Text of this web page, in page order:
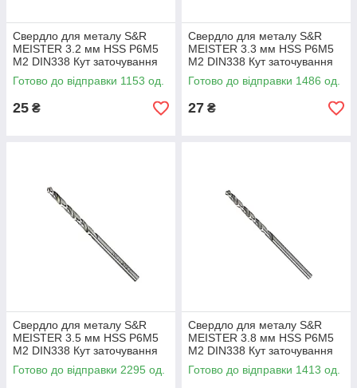
Свердло для металу S&R
MEISTER 3.2 мм HSS Р6М5
М2 DIN338 Кут заточування
135 град (108800320)
Готово до відправки 1153 од.
25 ₴
Свердло для металу S&R
MEISTER 3.3 мм HSS Р6М5
М2 DIN338 Кут заточування
135 град (10880330)
Готово до відправки 1486 од.
27 ₴
Свердло для металу S&R
MEISTER 3.5 мм HSS Р6М5
М2 DIN338 Кут заточування
135 град (10880350)
Готово до відправки 2295 од.
Свердло для металу S&R
MEISTER 3.8 мм HSS Р6М5
М2 DIN338 Кут заточування
135 град (10880380)
Готово до відправки 1413 од.